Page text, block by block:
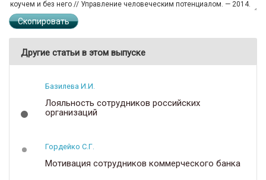
Скопировать
Другие статьи в этом выпуске
Базилева И.И.
Лояльность сотрудников российских
организаций
Гордейко С.Г.
Мотивация сотрудников коммерческого банка